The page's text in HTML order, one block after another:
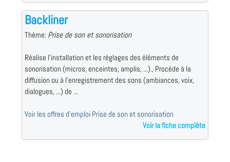
Backliner
Thème: Prise de son et sonorisation
Réalise l'installation et les réglages des éléments de
sonorisation (micros, enceintes, amplis, ...)., Procède à la
diffusion ou à l'enregistrement des sons (ambiances, voix,
dialogues, ...) de ...
Voir les offres d'emploi Prise de son et sonorisation
Voir la fiche complète